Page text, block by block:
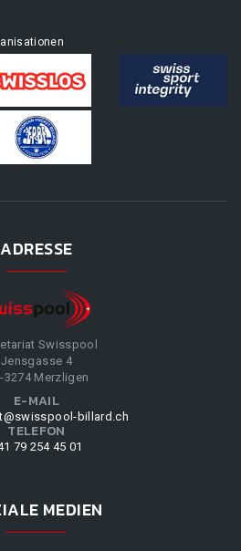
ADRESSE
Swisspool
Jensgasse 4
3274 Merzligen
E-MAIL
billard.ch
TELEFON
79 254 45 01
MEDIEN